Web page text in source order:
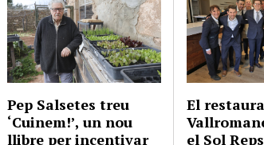
Pep Salsetes treu
‘Cuinem!’, un nou
llibre per incentivar
El
el Sol